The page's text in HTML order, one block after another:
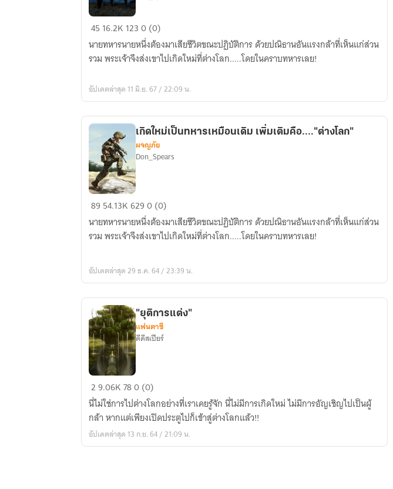
โลก
กับ
ยัย
จอม
ซึนเดเระ
พร้อม
ปืน
ที่
ไม่มี
ใคร
เห็น
ค่า!
เกิด
เป็น
ทหาร
เดิม...เพิ่ม
คือ"ต่าง
โลก"
(ฉบับ
รี
ไรท์)
45 16.2K 1230 (0)
นายทหารนายหนึ่งต้องมาเสียชีวิตขณะปฏิบัติการ ด้วยปณิธานอันแรงกล้าที่เห็นแก่ส่วน
รวม พระเจ้าจึงส่งเขาไปเกิดใหม่ที่ต่างโลก.....โดยในคราบทหารเลย!
อัปเดตล่าสุด 11 มิ.ย. 67 / 22:09 น.
เกิด
เป็น
ทหาร
เดิม
เพิ่ม
เติม
คือ...."ต่าง
โลก"
เกิดใหม่เป็นทหารเหมือนเดิม เพิ่มเติมคือ...."ต่างโลก"
ผจญภัย
Don_Spears
89 54.13K6290 (0)
นายทหารนายหนึ่งต้องมาเสียชีวิตขณะปฏิบัติการ ด้วยปณิธานอันแรงกล้าที่เห็นแก่ส่วน
รวม พระเจ้าจึงส่งเขาไปเกิดใหม่ที่ต่างโลก.....โดยในคราบทหารเลย!
อัปเดตล่าสุด 29 ธ.ค. 64 / 23:39 น.
"ยุติ
การ
แต่ง"
"ยุติการแต่ง"
แฟนตาซี
ดีดีสเปียร์
29.06K780 (0)
นี่ไม่ใช่การไปต่างโลกอย่างที่เราเคยรู้จัก นี่ไม่มีการเกิดใหม่ ไม่มีการอัญเชิญไปเป็นผู้
กล้า หากแต่เพียงเปิดประตูไปก็เข้าสู่ต่างโลกแล้ว!!
อัปเดตล่าสุด 13 ก.ย. 64 / 21:09 น.